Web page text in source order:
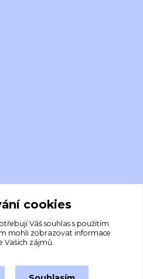
cookies
Váš souhlass použitím
mohli zobrazovat informace
Vašich zájmů.